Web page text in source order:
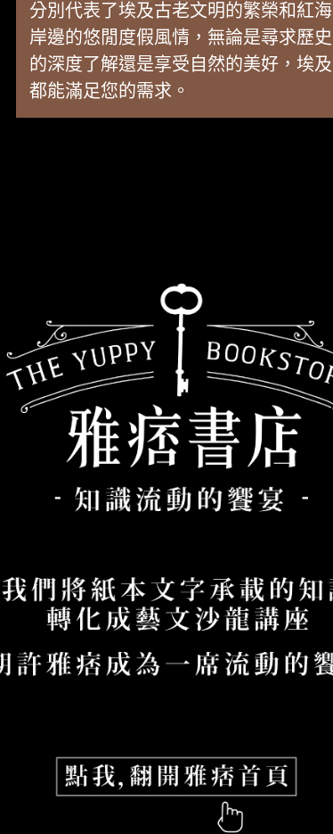
分別代表了埃及古老文明的繁榮和紅海
岸邊的悠閒度假風情，無論是尋求歷史
的深度了解還是享受自然的美好，埃及
都能滿足您的需求。